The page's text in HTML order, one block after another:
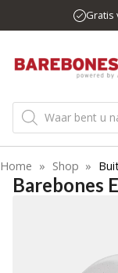
naar
inhoud
Gratis
Producten
zoeken
Home » Shop »
Barebones